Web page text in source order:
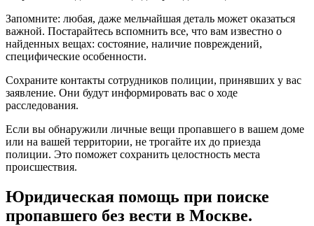
Запомните: любая, даже мельчайшая деталь может оказаться
важной. Постарайтесь вспомнить все, что вам известно о
найденных вещах: состояние, наличие повреждений,
специфические особенности.
Сохраните контакты сотрудников полиции, принявших у вас
заявление. Они будут информировать вас о ходе
расследования.
Если вы обнаружили личные вещи пропавшего в вашем доме
или на вашей территории, не трогайте их до приезда
полиции. Это поможет сохранить целостность места
происшествия.
Юридическая помощь при поиске
пропавшего без вести в Москве.